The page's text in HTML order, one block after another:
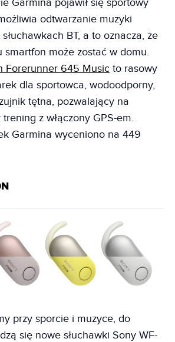
Garmina pojawił się sportowy
odtwarzanie muzyki
BT, a to oznacza, że
smartfon może zostać w domu.
Forerunner 645 Music to rasowy
dla sportowca, wodoodporny,
tętna, pozwalający na
z włączony GPS-em.
Garmina wyceniono na 449
przy sporcie i muzyce, do
się nowe słuchawki Sony WF-